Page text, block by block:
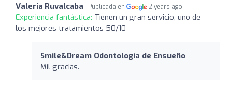
Valeria Ruvalcaba Publicada en 2 years ago
Experiencia fantástica: Tienen un gran servicio, uno de
los mejores tratamientos 50/10
Smile&Dream Odontologia de Ensueño
Mil gracias.